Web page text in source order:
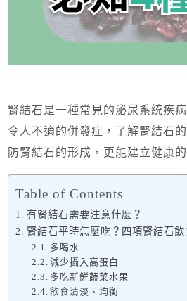
腎結石是一種常見的泌尿系統疾
令人不適的併發症，了解腎結石
防腎結石的形成，更能建立健康
Table of Contents
有腎結石需要注意什麼？
腎結石平時怎麼吃？四項腎結石飲
多喝水
減少攝入高蛋白
多吃新鮮蔬菜水果
飲食清淡、均衡